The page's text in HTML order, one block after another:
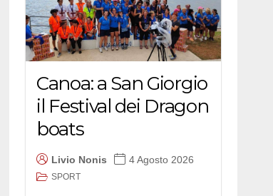
Canoa: a San Giorgio
il Festival dei Dragon
boats
Livio Nonis 4 Agosto 2026
SPORT